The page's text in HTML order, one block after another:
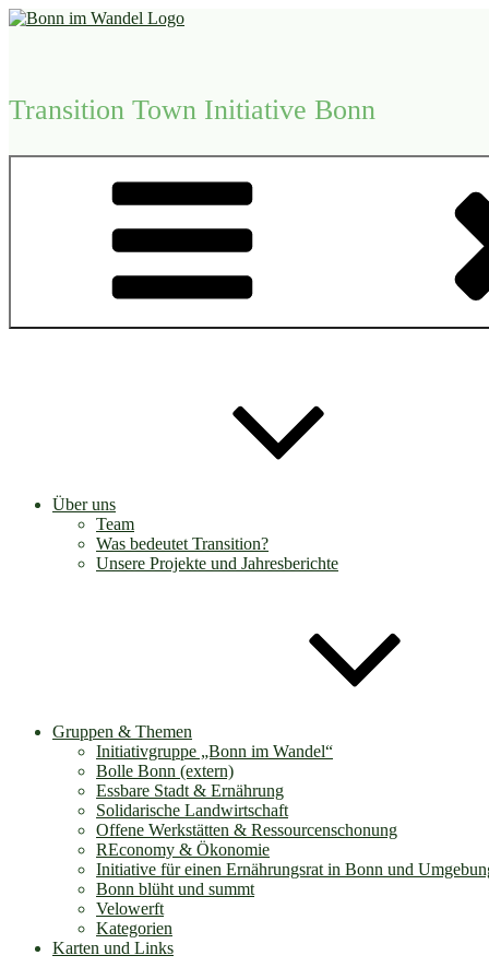
Zum
Transition Town Initiative Bonn
Über uns
Team
Was bedeutet Transition?
Unsere Projekte und Jahresberichte
Gruppen & Themen
Initiativgruppe „Bonn im Wandel“
Bolle Bonn (extern)
Essbare Stadt & Ernährung
Solidarische Landwirtschaft
Offene Werkstätten & Ressourcenschonung
REconomy & Ökonomie
Initiative für einen Ernährungsrat in Bonn und
Bonn blüht und summt
Velowerft
Kategorien
Karten und Links